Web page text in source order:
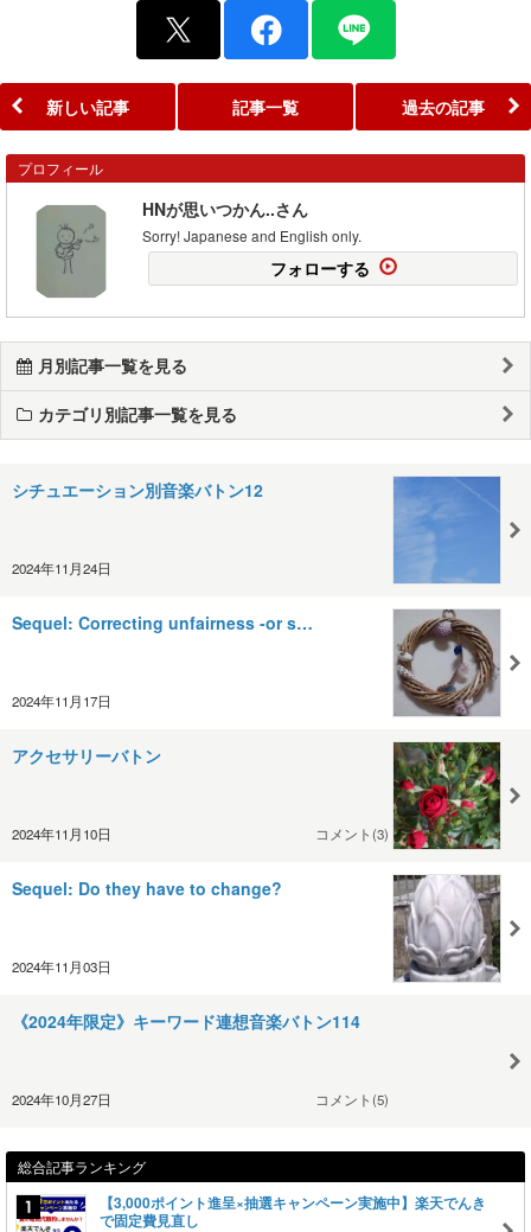
新しい記事 記事一覧 過去の記事
プロフィール
HNが思いつかん..さん
Sorry! Japanese and English only.
フォローする
月別記事一覧を見る
カテゴリ別記事一覧を見る
シチュエーション別音楽バトン12
2024年11月24日
Sequel: Correcting unfairness -or s…
2024年11月17日
アクセサリーバトン
2024年11月10日 コメント(3)
Sequel: Do they have to change?
2024年11月03日
《2024年限定》キーワード連想音楽バトン114
2024年10月27日 コメント(5)
総合記事ランキング
【3,000ポイント進呈×抽選キャンペーン実施中】楽天でんき
で固定費見直し